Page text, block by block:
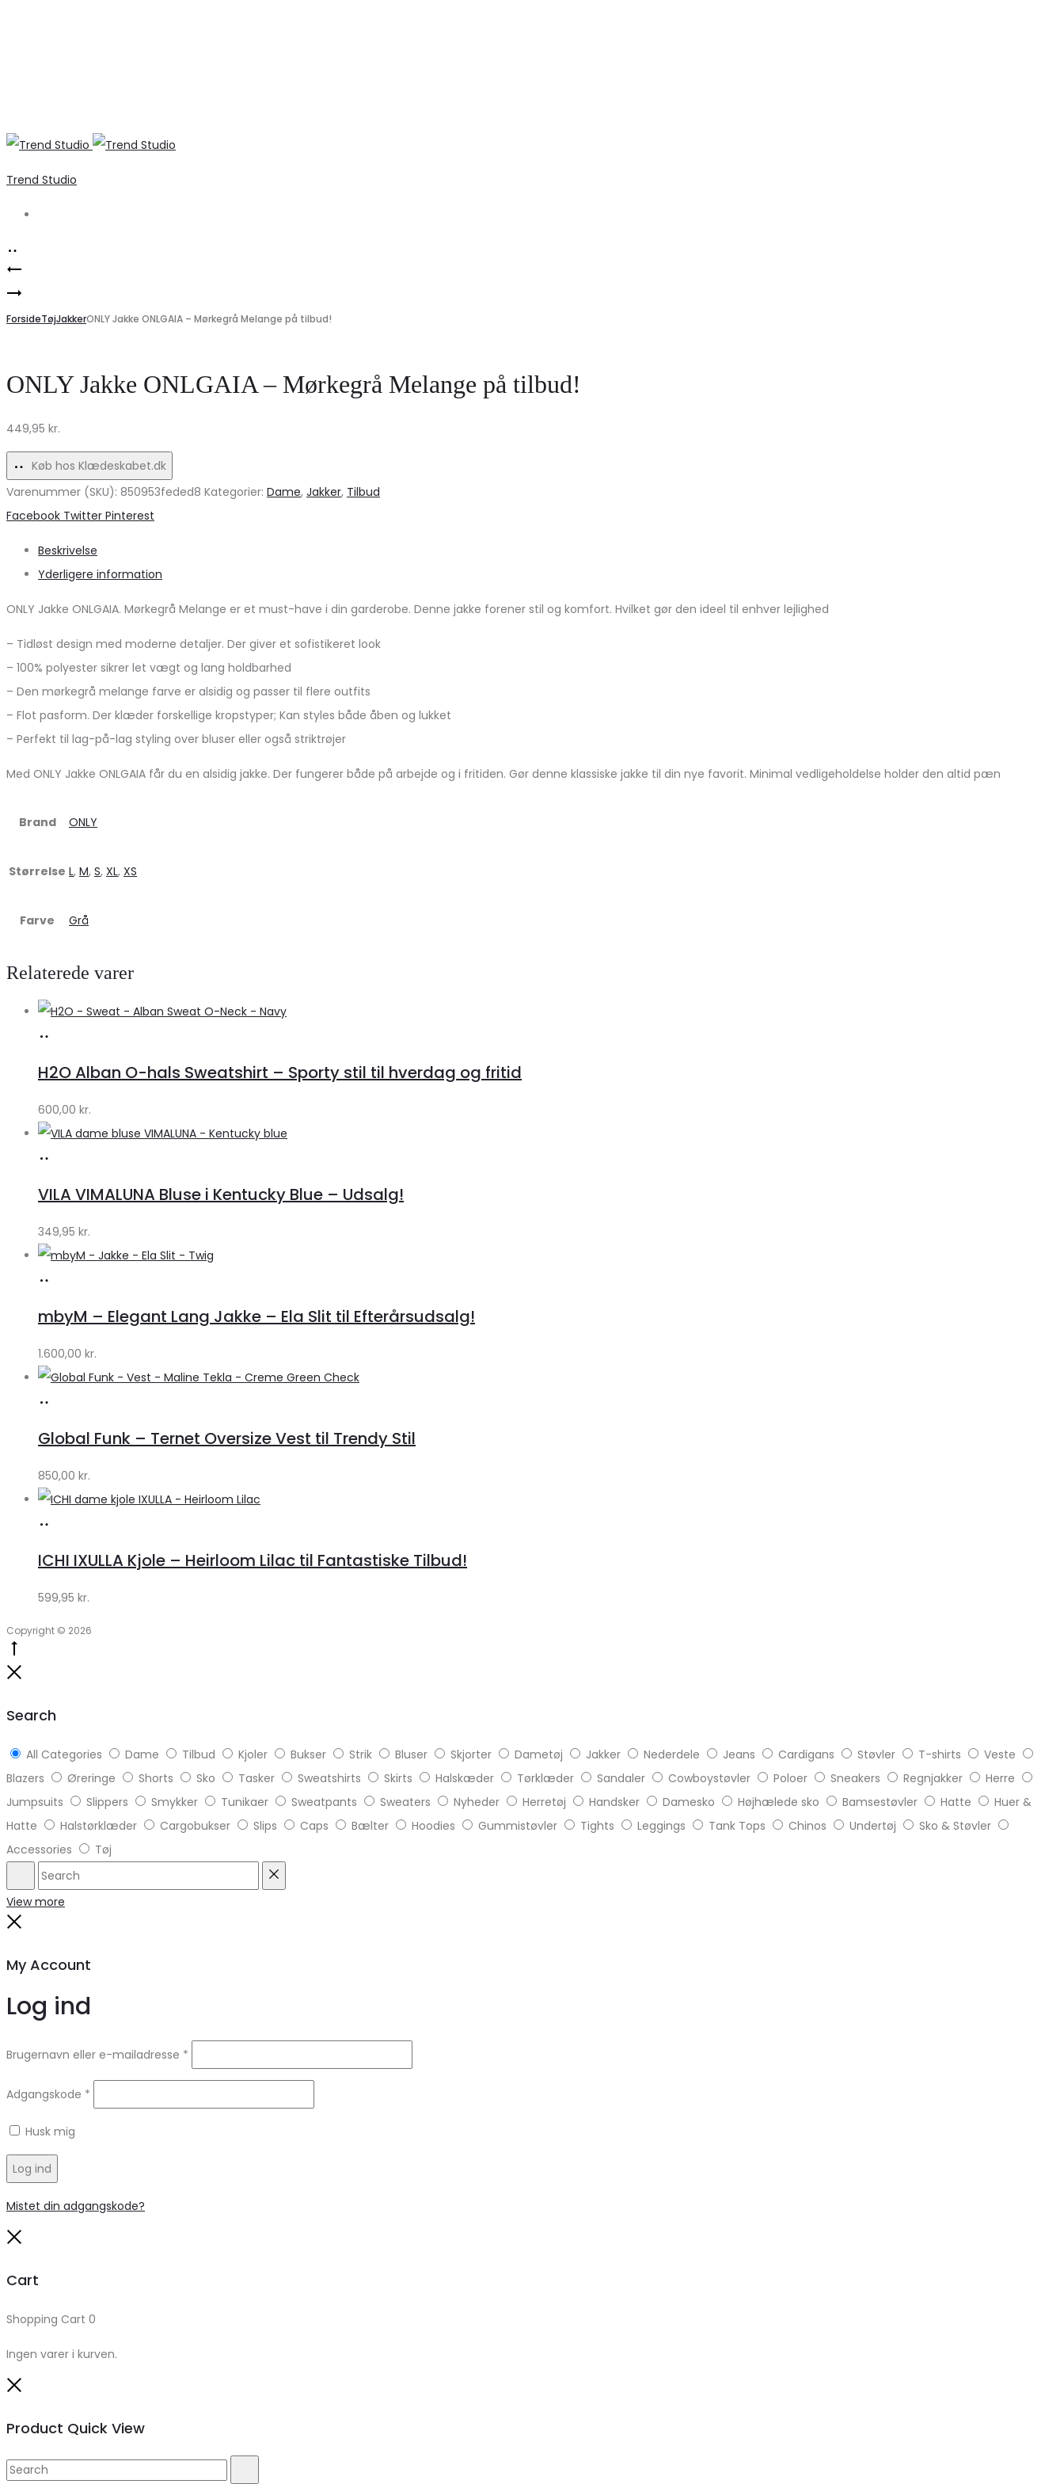
Trend Studio
Product
navigation
tunika
–
Du
Chateau
MdcLisa
Marta
Du
Skjorte
Uundgåelig
Stil!
ForsideTøjJakkerONLY Jakke ONLGAIA – Mørkegrå Melange på tilbud!
ONLY Jakke ONLGAIA – Mørkegrå Melange på tilbud!
449,95 kr.
Køb hos Klædeskabet.dk
Varenummer (SKU): 850953feded8 Kategorier: Dame, Jakker, Tilbud
Share
Facebook Twitter Pinterest
Beskrivelse
Yderligere information
ONLY Jakke ONLGAIA. Mørkegrå Melange er et must-have i din garderobe. Denne jakke forener stil og komfort. Hvilket gør den ideel til enhver lejlighed
– Tidløst design med moderne detaljer. Der giver et sofistikeret look
– 100% polyester sikrer let vægt og lang holdbarhed
– Den mørkegrå melange farve er alsidig og passer til flere outfits
– Flot pasform. Der klæder forskellige kropstyper; Kan styles både åben og lukket
– Perfekt til lag-på-lag styling over bluser eller også striktrøjer
Med ONLY Jakke ONLGAIA får du en alsidig jakke. Der fungerer både på arbejde og i fritiden. Gør denne klassiske jakke til din nye favorit. Minimal vedligeholdelse holder den altid pæn
Brand ONLY
Størrelse L, M, S, XL, XS
Farve Grå
Relaterede varer
Lykke
by
Lykke
H2O Alban O-hals Sweatshirt – Sporty stil til hverdag og fritid
600,00 kr.
Klædeskabet.dk
VILA VIMALUNA Bluse i Kentucky Blue – Udsalg!
349,95 kr.
Lykke
by
Lykke
mbyM – Elegant Lang Jakke – Ela Slit til Efterårsudsalg!
1.600,00 kr.
Lykke
by
Lykke
Global Funk – Ternet Oversize Vest til Trendy Stil
850,00 kr.
Klædeskabet.dk
ICHI IXULLA Kjole – Heirloom Lilac til Fantastiske Tilbud!
599,95 kr.
Copyright © 2026
Search
All Categories Dame Tilbud Kjoler Bukser Strik Bluser Skjorter Dametøj Jakker Nederdele Jeans Cardigans Støvler T-shirts
Veste
Blazers
Øreringe Shorts Sko Tasker Sweatshirts Skirts Halskæder Tørklæder Sandaler Cowboystøvler Poloer Sneakers Regnjakker
Herre
Jumpsuits
Slippers Smykker Tunikaer Sweatpants Sweaters Nyheder Herretøj Handsker Damesko Højhælede sko Bamsestøvler Hatte
Huer &
Hatte
Halstørklæder Cargobukser Slips Caps Bælter Hoodies Gummistøvler Tights Leggings Tank Tops Chinos Undertøj
Sko & Støvler
Accessories
Tøj
Search
View more
My Account
Log ind
Brugernavn eller e-mailadresse *
Adgangskode *
Husk mig
Log ind
Mistet din adgangskode?
Cart
Shopping Cart 0
Ingen varer i kurven.
Product Quick View
Search